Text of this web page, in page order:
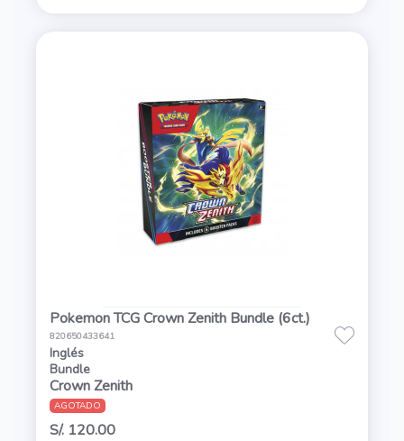
Pokemon TCG Crown Zenith Bundle (6ct.)
820650433641
Inglés
Bundle
Crown Zenith
AGOTADO
S/. 120.00